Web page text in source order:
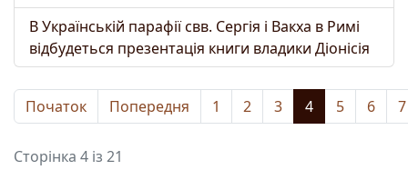
В Українській парафії свв. Сергія і Вакха в Римі
відбудеться презентація книги владики Діонісія
Початок Попередня 1 2 3 4 5 6 7
Сторінка 4 із 21